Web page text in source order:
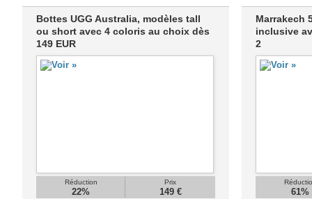
Bottes UGG Australia, modèles tall
ou short avec 4 coloris au choix dès
149 EUR
Marrakech
inclusive
2
Réduction
22%
Prix
149 € 61%